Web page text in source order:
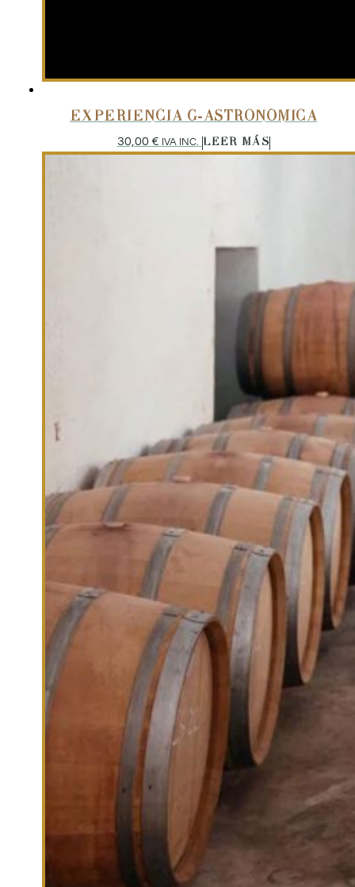
EXPERIENCIA G-ASTRONÓMICA
30,00 € IVA INC. LEER MÁS